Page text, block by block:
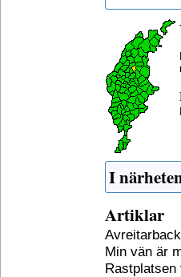
I
Artiklar
Min vän är
Rastplatsen